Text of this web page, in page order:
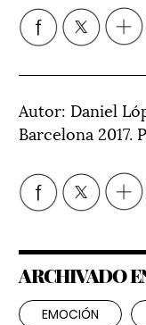
Autor: Daniel
Barcelona 2017.
ARCHIVADO
EMOCIÓN